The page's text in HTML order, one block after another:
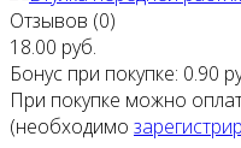
Отзывов (0)
18.00 руб.
Бонус при покупке: 0.90
При покупке можно
(необходимо